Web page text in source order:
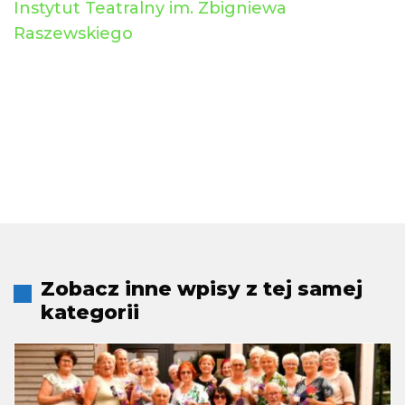
Instytut Teatralny im. Zbigniewa
Raszewskiego
Zobacz inne wpisy z tej samej
kategorii